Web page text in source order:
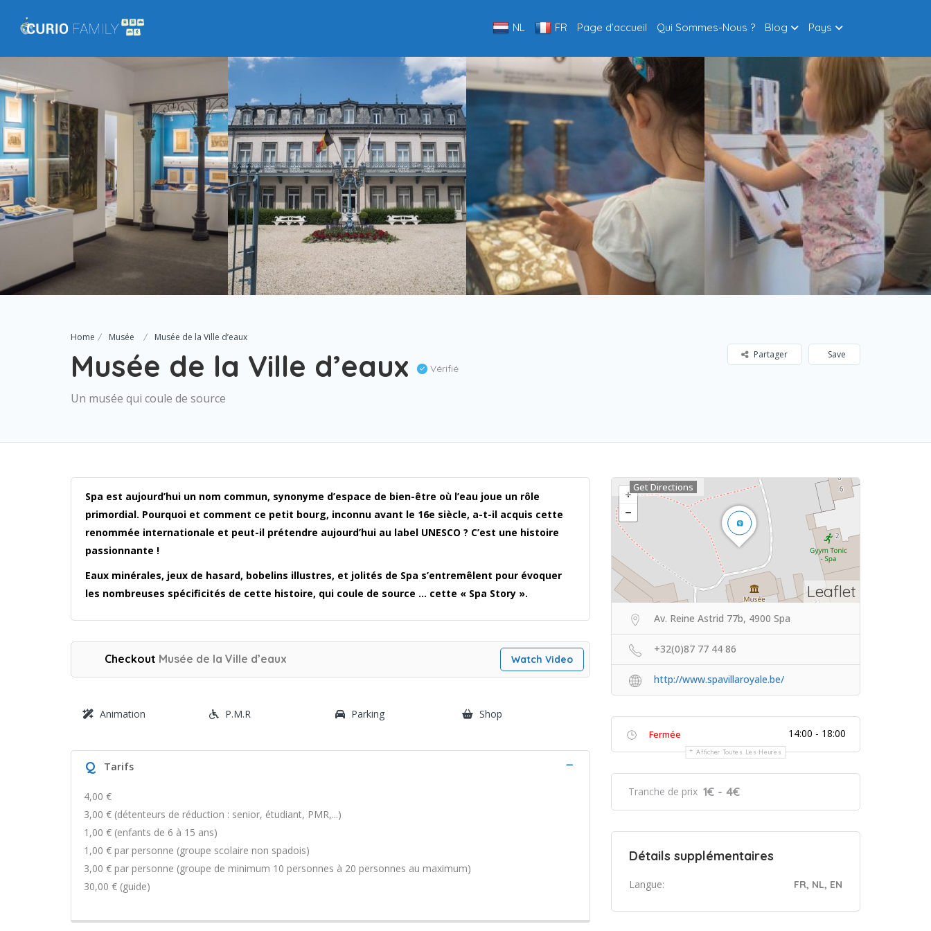
NL FR Page d’accueil Qui Sommes-Nous ? Blog Pays
Home Musée Musée de la Ville d’eaux
Musée de la Ville d’eaux Vérifié
Un musée qui coule de source
Save
Partager
Spa est aujourd’hui un nom commun, synonyme d’espace de bien-être où l’eau joue un rôle
primordial. Pourquoi et comment ce petit bourg, inconnu avant le 16e siècle, a-t-il acquis cette
renommée internationale et peut-il prétendre aujourd’hui au label UNESCO ? C’est une histoire
passionnante !
Eaux minérales, jeux de hasard, bobelins illustres, et jolités de Spa s’entremêlent pour évoquer
les nombreuses spécificités de cette histoire, qui coule de source … cette « Spa Story ».
Checkout Musée de la Ville d’eaux Watch Video
Animation P.M.R Parking Shop
Q Tarifs
4,00 €
3,00 € (détenteurs de réduction : senior, étudiant, PMR,...)
1,00 € (enfants de 6 à 15 ans)
1,00 € par personne (groupe scolaire non spadois)
3,00 € par personne (groupe de minimum 10 personnes à 20 personnes au maximum)
30,00 € (guide)
Leaflet
Get Directions
Av. Reine Astrid 77b, 4900 Spa
+32(0)87 77 44 86
http://www.spavillaroyale.be/
Fermée 14:00 - 18:00
Afficher Toutes Les Heures
Tranche de prix 1€ - 4€
Détails supplémentaires
Langue: FR, NL, EN